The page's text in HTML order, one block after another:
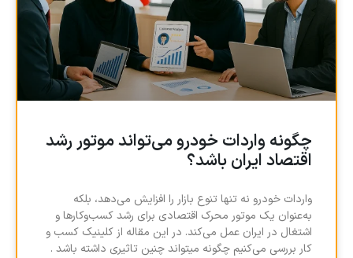
چگونه واردات خودرو می‌تواند موتور رشد
اقتصاد ایران باشد؟
واردات خودرو نه تنها تنوع بازار را افزایش می‌دهد، بلکه
به‌عنوان یک موتور محرک اقتصادی برای رشد کسب‌وکارها و
اشتغال در ایران عمل می‌کند. در این مقاله از کلینیک کسب و
کار بررسی می‌کنیم چگونه میتواند چنین تاثیری داشته باشد .